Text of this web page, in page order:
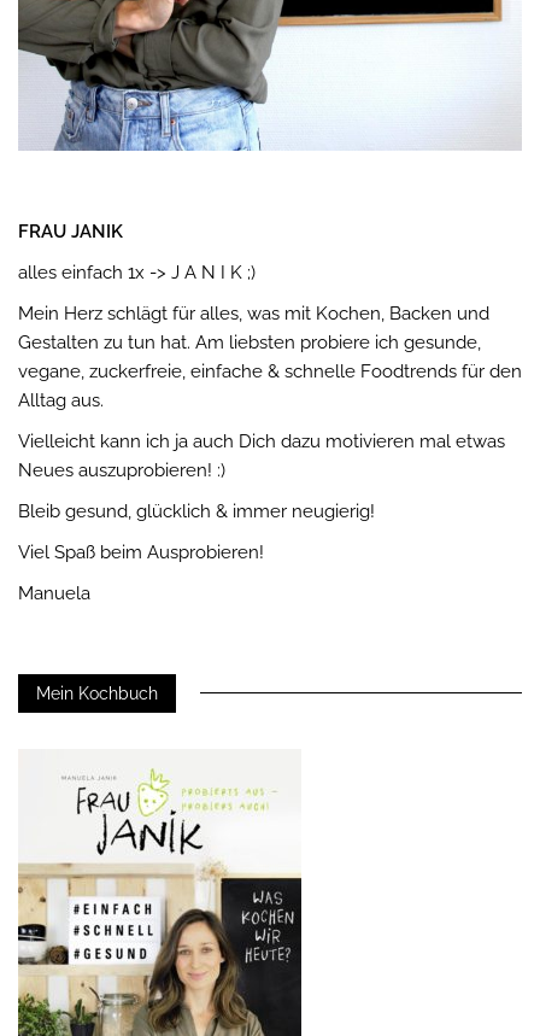
FRAU JANIK
alles einfach 1x -> J A N I K ;)
Mein Herz schlägt für alles, was mit Kochen, Backen und
Gestalten zu tun hat. Am liebsten probiere ich gesunde,
vegane, zuckerfreie, einfache & schnelle Foodtrends für den
Alltag aus.
Vielleicht kann ich ja auch Dich dazu motivieren mal etwas
Neues auszuprobieren! :)
Bleib gesund, glücklich & immer neugierig!
Viel Spaß beim Ausprobieren!
Manuela
Mein Kochbuch